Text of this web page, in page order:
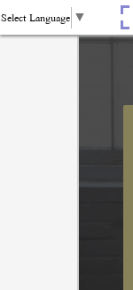
Select Language ▼